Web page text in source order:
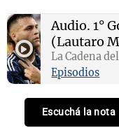
Audio. 1°
(Lautaro
La Cadena
Episodios
Escuchá la nota